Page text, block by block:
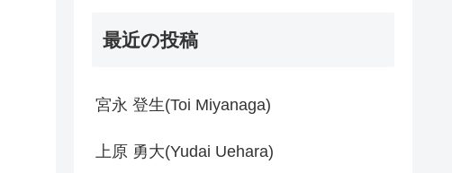
最近の投稿
宮永 登生(Toi Miyanaga)
上原 勇大(Yudai Uehara)